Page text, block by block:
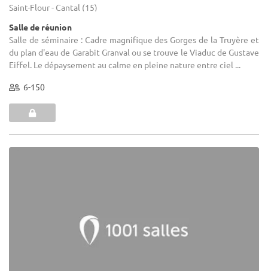
Saint-Flour - Cantal (15)
Salle de réunion
Salle de séminaire : Cadre magnifique des Gorges de la Truyère et
du plan d'eau de Garabit Granval ou se trouve le Viaduc de Gustave
Eiffel. Le dépaysement au calme en pleine nature entre ciel ...
6-150